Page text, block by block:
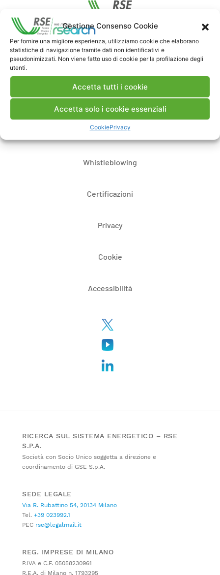
Gestione Consenso Cookie
Per fornire una migliore esperienza, utilizziamo cookie che elaborano
statistiche di navigazione tramite dati non identificativi e
pseudonimizzati. Non viene fatto uso di cookie per la profilazione degli
utenti.
Accetta tutti i cookie
Accetta solo i cookie essenziali
CookiePrivacy
Contatti
Dove siamo
Bandi di gara e contratti
Whistleblowing
Certificazioni
Privacy
Cookie
Accessibilità
RICERCA SUL SISTEMA ENERGETICO – RSE
S.P.A.
Società con Socio Unico soggetta a direzione e
coordinamento di GSE S.p.A.
SEDE LEGALE
Via R. Rubattino 54, 20134 Milano
Tel. +39 023992.1
PEC rse@legalmail.it
REG. IMPRESE DI MILANO
P.IVA e C.F. 05058230961
R.E.A. di Milano n. 1793295